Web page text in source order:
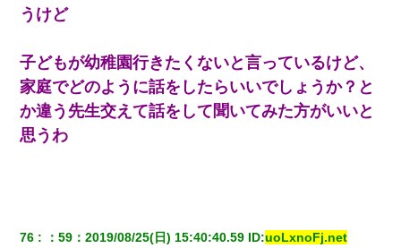
うけど
子どもが幼稚園行きたくないと言っているけど、
家庭でどのように話をしたらいいでしょうか？と
か違う先生交えて話をして聞いてみた方がいいと
思うわ
76 ：59 ：2019/08/25(日) 15:40:40.59 ID:uoLxnoFj.net